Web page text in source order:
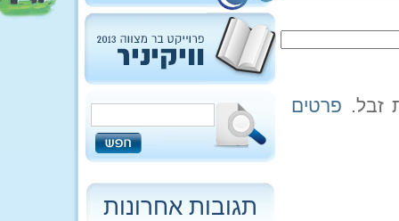
פרטים
תגובות אחרונות